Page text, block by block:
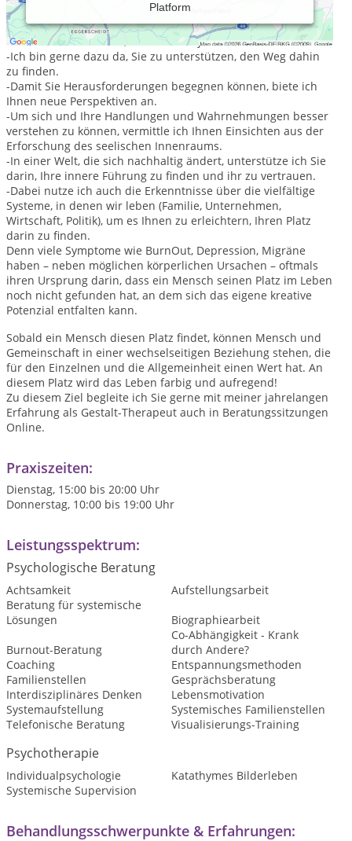
Platform
Herzlich willkommen! Mit meinem Ansatz aus der Gestalt-
Therapie gehe ich davon aus:
-Sie wissen am besten, welche Ziele jetzt für Sie dran sind.
-Ich bin gerne dazu da, Sie zu unterstützen, den Weg dahin
zu finden.
-Damit Sie Herausforderungen begegnen können, biete ich
Ihnen neue Perspektiven an.
-Um sich und Ihre Handlungen und Wahrnehmungen besser
verstehen zu können, vermittle ich Ihnen Einsichten aus der
Erforschung des seelischen Innenraums.
-In einer Welt, die sich nachhaltig ändert, unterstütze ich Sie
darin, Ihre innere Führung zu finden und ihr zu vertrauen.
-Dabei nutze ich auch die Erkenntnisse über die vielfältige
Systeme, in denen wir leben (Familie, Unternehmen,
Wirtschaft, Politik), um es Ihnen zu erleichtern, Ihren Platz
darin zu finden.
Denn viele Symptome wie BurnOut, Depression, Migräne
haben – neben möglichen körperlichen Ursachen – oftmals
ihren Ursprung darin, dass ein Mensch seinen Platz im Leben
noch nicht gefunden hat, an dem sich das eigene kreative
Potenzial entfalten kann.
Sobald ein Mensch diesen Platz findet, können Mensch und
Gemeinschaft in einer wechselseitigen Beziehung stehen, die
für den Einzelnen und die Allgemeinheit einen Wert hat. An
diesem Platz wird das Leben farbig und aufregend!
Zu diesem Ziel begleite ich Sie gerne mit meiner jahrelangen
Erfahrung als Gestalt-Therapeut auch in Beratungssitzungen
Online.
Praxiszeiten:
Dienstag, 15:00 bis 20:00 Uhr
Donnerstag, 10:00 bis 19:00 Uhr
Leistungsspektrum:
Psychologische Beratung
Achtsamkeit
Aufstellungsarbeit
Beratung für systemische
Lösungen
Biographiearbeit
Burnout-Beratung
Co-Abhängigkeit - Krank
durch Andere?
Coaching
Entspannungsmethoden
Familienstellen
Gesprächsberatung
Interdisziplinäres Denken
Lebensmotivation
Systemaufstellung
Systemisches Familienstellen
Telefonische Beratung
Visualisierungs-Training
Psychotherapie
Individualpsychologie
Katathymes Bilderleben
Systemische Supervision
Behandlungsschwerpunkte & Erfahrungen: